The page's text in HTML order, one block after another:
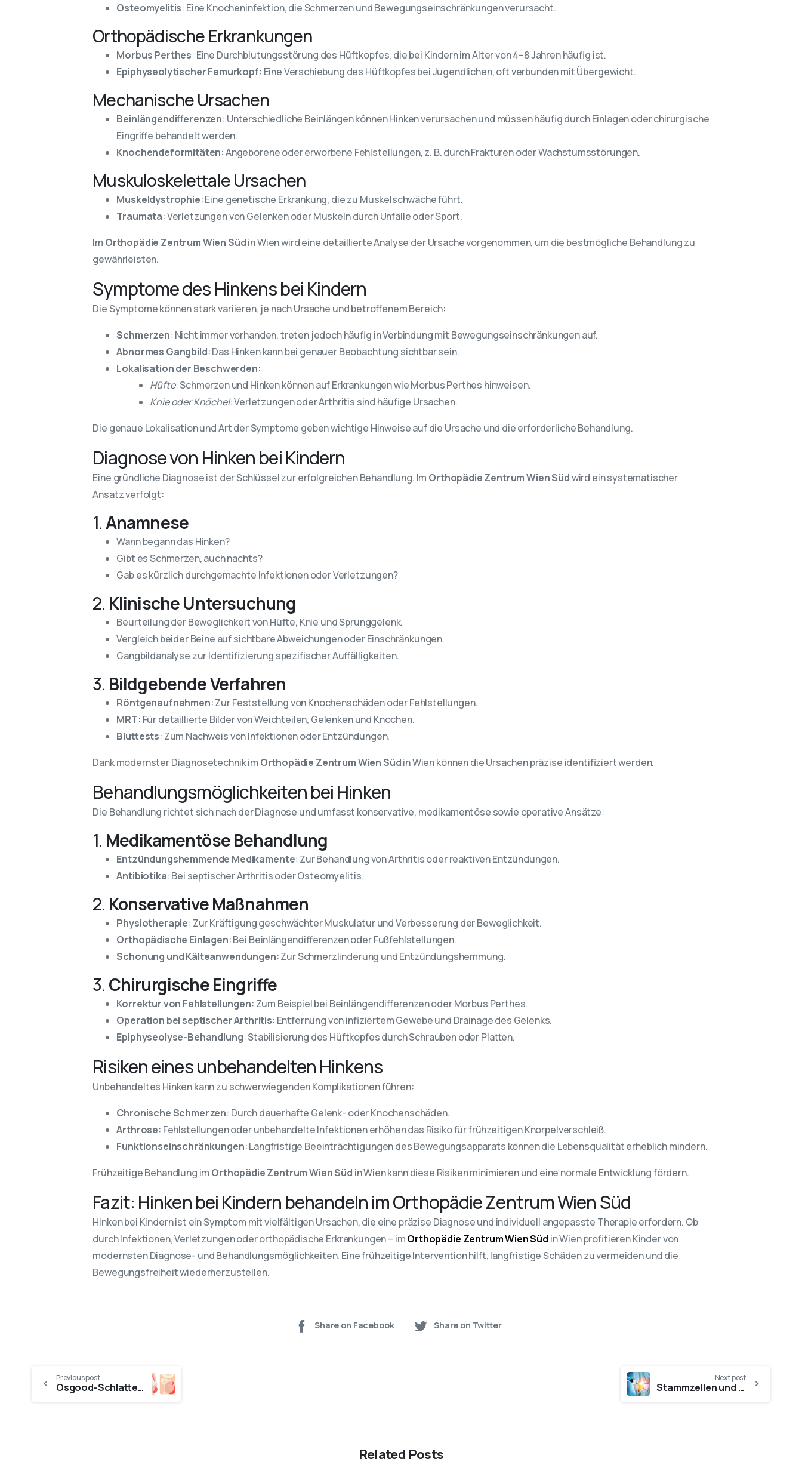
Osteomyelitis: Eine Knocheninfektion, die Schmerzen und Bewegungseinschränkungen verursacht.
Orthopädische Erkrankungen
Morbus Perthes: Eine Durchblutungsstörung des Hüftkopfes, die bei Kindern im Alter von 4–8 Jahren häufig ist.
Epiphyseolytischer Femurkopf: Eine Verschiebung des Hüftkopfes bei Jugendlichen, oft verbunden mit Übergewicht.
Mechanische Ursachen
Beinlängendifferenzen: Unterschiedliche Beinlängen können Hinken verursachen und müssen häufig durch Einlagen oder chirurgische
Eingriffe behandelt werden.
Knochendeformitäten: Angeborene oder erworbene Fehlstellungen, z. B. durch Frakturen oder Wachstumsstörungen.
Muskuloskelettale Ursachen
Muskeldystrophie: Eine genetische Erkrankung, die zu Muskelschwäche führt.
Traumata: Verletzungen von Gelenken oder Muskeln durch Unfälle oder Sport.
Im Orthopädie Zentrum Wien Südin Wien wird eine detaillierte Analyse der Ursache vorgenommen, um die bestmögliche Behandlung zu
gewährleisten.
Symptome des Hinkens bei Kindern
Die Symptome können stark variieren, je nach Ursache und betroffenem Bereich:
Schmerzen: Nicht immer vorhanden, treten jedoch häufig in Verbindung mit Bewegungseinschränkungen auf.
Abnormes Gangbild: Das Hinken kann bei genauer Beobachtung sichtbar sein.
Lokalisation der Beschwerden:
Hüfte: Schmerzen und Hinken können auf Erkrankungen wie Morbus Perthes hinweisen.
Knie oder Knöchel: Verletzungen oder Arthritis sind häufige Ursachen.
Die genaue Lokalisation und Art der Symptome geben wichtige Hinweise auf die Ursache und die erforderliche Behandlung.
Diagnose von Hinken bei Kindern
Eine gründliche Diagnose ist der Schlüssel zur erfolgreichen Behandlung. Im Orthopädie Zentrum Wien Südwird ein systematischer
Ansatz verfolgt:
1.Anamnese
Wann begann das Hinken?
Gibt es Schmerzen, auch nachts?
Gab es kürzlich durchgemachte Infektionen oder Verletzungen?
2. Klinische Untersuchung
Beurteilung der Beweglichkeit von Hüfte, Knie und Sprunggelenk.
Vergleich beider Beine auf sichtbare Abweichungen oder Einschränkungen.
Gangbildanalyse zur Identifizierung spezifischer Auffälligkeiten.
3. Bildgebende Verfahren
Röntgenaufnahmen: Zur Feststellung von Knochenschäden oder Fehlstellungen.
MRT: Für detaillierte Bilder von Weichteilen, Gelenken und Knochen.
Bluttests: Zum Nachweis von Infektionen oder Entzündungen.
Dank modernster Diagnosetechnik im Orthopädie Zentrum Wien Südin Wien können die Ursachen präzise identifiziert werden.
Behandlungsmöglichkeiten bei Hinken
Die Behandlung richtet sich nach der Diagnose und umfasst konservative, medikamentöse sowie operative Ansätze:
1. Medikamentöse Behandlung
Entzündungshemmende Medikamente: Zur Behandlung von Arthritis oder reaktiven Entzündungen.
Antibiotika: Bei septischer Arthritis oder Osteomyelitis.
2. Konservative Maßnahmen
Physiotherapie: Zur Kräftigung geschwächter Muskulatur und Verbesserung der Beweglichkeit.
Orthopädische Einlagen: Bei Beinlängendifferenzen oder Fußfehlstellungen.
Schonung und Kälteanwendungen: Zur Schmerzlinderung und Entzündungshemmung.
3. Chirurgische Eingriffe
Korrektur von Fehlstellungen: Zum Beispiel bei Beinlängendifferenzen oder Morbus Perthes.
Operation bei septischer Arthritis: Entfernung von infiziertem Gewebe und Drainage des Gelenks.
Epiphyseolyse-Behandlung: Stabilisierung des Hüftkopfes durch Schrauben oder Platten.
Risiken eines unbehandelten Hinkens
Unbehandeltes Hinken kann zu schwerwiegenden Komplikationen führen:
Chronische Schmerzen: Durch dauerhafte Gelenk- oder Knochenschäden.
Arthrose: Fehlstellungen oder unbehandelte Infektionen erhöhen das Risiko für frühzeitigen Knorpelverschleiß.
Funktionseinschränkungen: Langfristige Beeinträchtigungen des Bewegungsapparats können die Lebensqualität erheblich mindern.
Frühzeitige Behandlung im Orthopädie Zentrum Wien Süd in Wien kann diese Risiken minimieren und eine normale Entwicklung fördern.
Fazit: Hinken bei Kindern behandeln im Orthopädie Zentrum Wien Süd
Hinken bei Kindern ist ein Symptom mit vielfältigen Ursachen, die eine präzise Diagnose und individuell angepasste Therapie erfordern. Ob
durch Infektionen, Verletzungen oder orthopädische Erkrankungen – imOrthopädie Zentrum Wien Süd in Wien profitieren Kinder von
modernsten Diagnose- und Behandlungsmöglichkeiten. Eine frühzeitige Intervention hilft, langfristige Schäden zu vermeiden und die
Bewegungsfreiheit wiederherzustellen.
Share on Facebook Share on Twitter
Previous post
Osgood-Schlatter-Krankheit: Ursachen, Symptome & Behandlung
Next post
Stammzellen und ihre Bedeutung in der Orthopädie
Related Posts